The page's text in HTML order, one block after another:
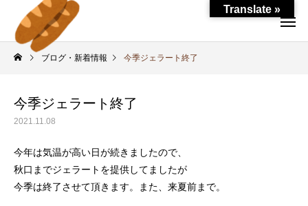
ブログ・新着情報 今季ジェラート終了
今季ジェラート終了
2021.11.08
今年は気温が高い日が続きましたので、
秋口までジェラートを提供してましたが
今季は終了させて頂きます。また、来夏前まで。
Translate »